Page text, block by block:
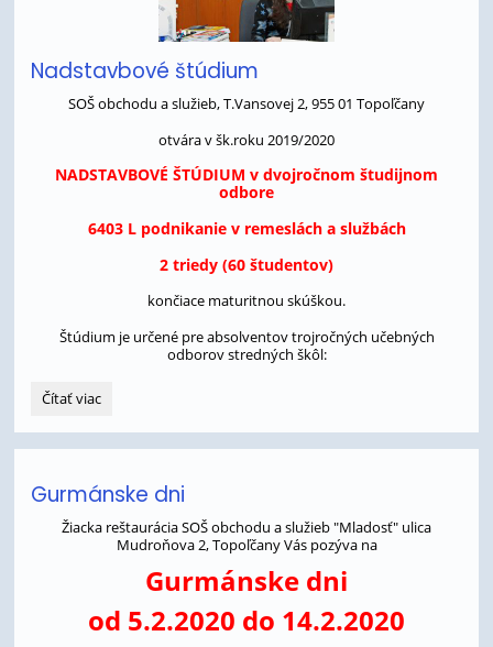
Nadstavbové štúdium
SOŠ obchodu a služieb, T.Vansovej 2, 955 01 Topoľčany
otvára v šk.roku 2019/2020
NADSTAVBOVÉ ŠTÚDIUM v dvojročnom študijnom
odbore
6403 L podnikanie v remeslách a službách
2 triedy (60 študentov)
končiace maturitnou skúškou.
Štúdium je určené pre absolventov trojročných učebných
odborov stredných škôl:
Nadstavbové
Čítať viac
Gurmánske dni
Žiacka reštaurácia SOŠ obchodu a služieb "Mladosť" ulica
Mudroňova 2, Topoľčany Vás pozýva na
Gurmánske dni
od 5.2.2020 do 14.2.2020